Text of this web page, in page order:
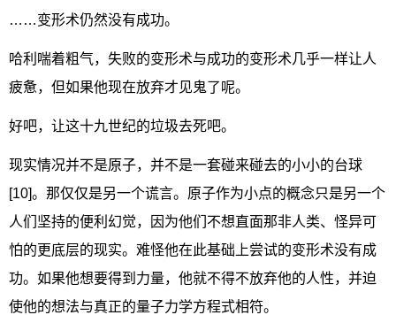
……变形术仍然没有成功。
哈利喘着粗气，失败的变形术与成功的变形术几乎一样让人
疲惫，但如果他现在放弃才见鬼了呢。
好吧，让这十九世纪的垃圾去死吧。
现实情况并不是原子，并不是一套碰来碰去的小小的台球
[10]。那仅仅是另一个谎言。原子作为小点的概念只是另一个
人们坚持的便利幻觉，因为他们不想直面那非人类、怪异可
怕的更底层的现实。难怪他在此基础上尝试的变形术没有成
功。如果他想要得到力量，他就不得不放弃他的人性，并迫
使他的想法与真正的量子力学方程式相符。